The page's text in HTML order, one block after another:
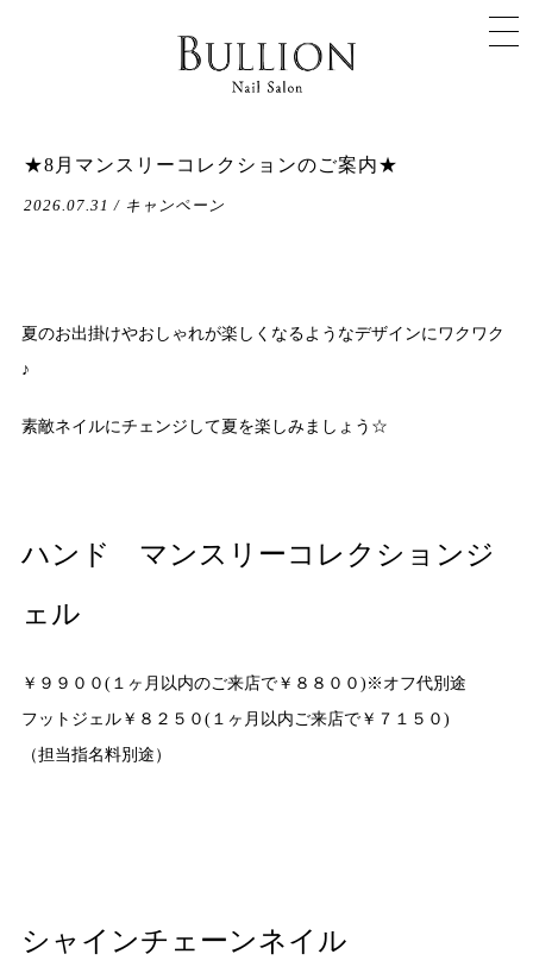
★8月マンスリーコレクションのご案内★
2026.07.31 / キャンペーン
夏のお出掛けやおしゃれが楽しくなるようなデザインにワクワク
♪
素敵ネイルにチェンジして夏を楽しみましょう☆
ハンド マンスリーコレクションジ
ェル
￥９９００(１ヶ月以内のご来店で￥８８００)※オフ代別途
フットジェル￥８２５０(１ヶ月以内ご来店で￥７１５０)
（担当指名料別途）
シャインチェーンネイル